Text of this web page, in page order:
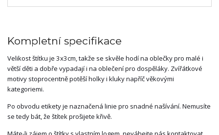
Kompletní specifikace
Velikost štítku je 3x3cm, takže se skvěle hodí na oblečky pro malé i
větší děti a dobře vypadají i na oblečení pro dospěláky. Zvířátkové
motivy stoprocentně potěší holky i kluky napříč věkovými
kategoriemi.
Po obvodu etikety je naznačená linie pro snadné našívání. Nemusíte
se tedy bát, že štítek prošijete křivě.